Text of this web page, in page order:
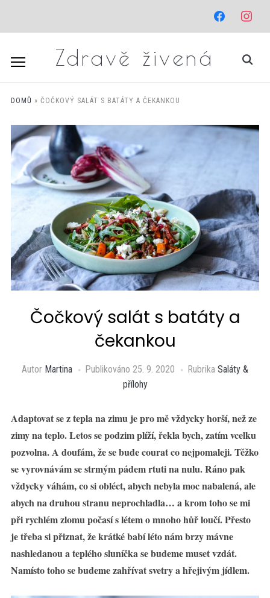
facebook
Zdravě živená
DOMŮ » ČOČKOVÝ SALÁT S BATÁTY A ČEKANKOU
Čočkový salát s batáty a
čekankou
Autor Martina Publikováno 25. 9. 2020 Rubrika Saláty &
přílohy
Adaptovat se z tepla na zimu je pro mě vždycky horší, než ze
zimy na teplo. Letos se podzim plíží, řekla bych, zatím vcelku
pozvolna. A doufám, že se bude courat co nejpomaleji. Těžko
se vyrovnávám se strmým pádem rtuti na nulu. Ráno pak
vždycky váhám, co si obléct, abych nebyla moc nabalená, ale
abych na druhou stranu neprochladla… a krom toho se mi
při rychlém zlomu počasí s létem o mnoho hůř loučí. Přesto
je třeba si přiznat, že krátké babí léto nám brzy mávne
nashledanou a teplého sluníčka se budeme muset vzdát.
Namísto toho se budeme zahřívat svetry a hřejivým jídlem.